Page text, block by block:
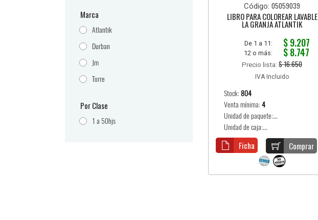
Marca
Atlantik
Durban
Jm
Torre
Por Clase
1 a 50hjs
Código:05059039
LIBRO PARA COLOREAR LAVABLE
LA GRANJA ATLANTIK
De 1 a 11: $ 9.207
12 o más: $ 8.747
Precio lista:$ 16.650
IVA Incluido
Stock:804
Venta mínima:4
Unidad de paquete:...
Unidad de caja:...
Comprar
Ficha